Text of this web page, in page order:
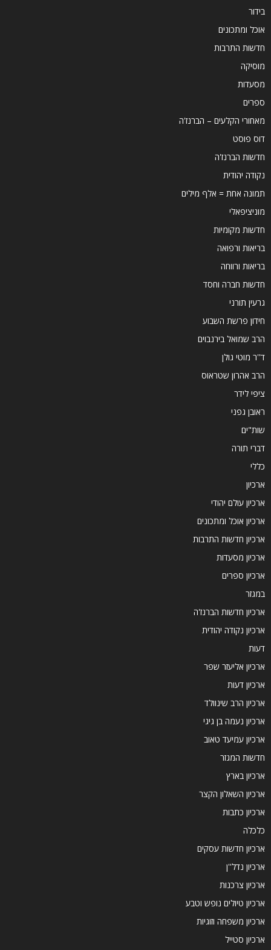
בידור
אוכל ומתכונים
חדשות התרבות
מוסיקה
מסעדות
ספרים
מאחורי הקלעים – הברנז'ה
דוס פוסט
חדשות הברנז'ה
נקודה יהודית
תמונה אחת = אלף מילים
מוניציפאלי
חדשות מקומיות
בריאות ורפואה
בריאות ורווחה
חדשות חברה וחסד
גרעין תורני
חידון פרשת השבוע
הרב שמואל בירנבוים
ד''ר מוטי גולן
הרב אהרון שטראוס
ציפי לידר
ראובן גפני
שות"ים
דברי תורה
כללי
ארכיון
ארכיון עולם יהודי
ארכיון אוכל ומתכונים
ארכיון חדשות התרבות
ארכיון מסעדות
ארכיון ספרים
במגזר
ארכיון חדשות הברנז'ה
ארכיון נקודה יהודית
דעות
ארכיון אליעזר שפר
ארכיון דעות
ארכיון הרב שינוולד
ארכיון נעמה בן גיגי
ארכיון עמיעד טאוב
חדשות המגזר
ארכיון בארץ
ארכיון השאלון הקצר
ארכיון כתבות
כלכלה
ארכיון חדשות עסקים
ארכיון נדל''ן
ארכיון צרכנות
ארכיון טיולים נופש וטבע
ארכיון משפחה וזוגיות
ארכיון סטייל